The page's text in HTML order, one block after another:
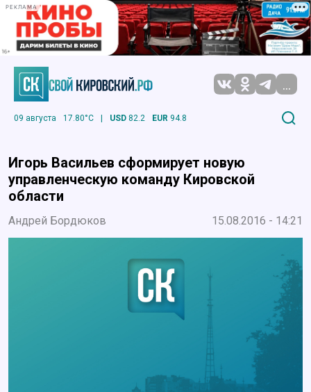
РЕКЛАМА
...
09 августа 17.80°C | USD 82.2 EUR 94.8
Игорь Васильев сформирует новую
управленческую команду Кировской
области
Андрей Бордюков 15.08.2016 - 14:21